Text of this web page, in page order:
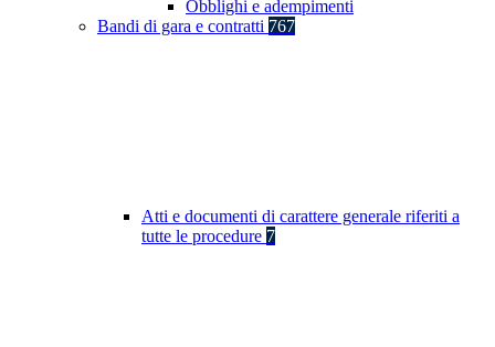
Obblighi e adempimenti
Bandi di gara e contratti 767
Atti e documenti di carattere generale riferiti a
tutte le procedure 7